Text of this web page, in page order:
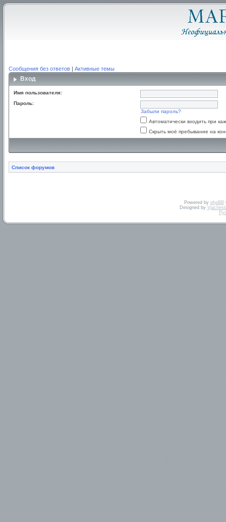
Сообщения без ответов | Активные темы
Вход
Имя пользователя:
Пароль:
Забыли пароль?
Автоматически входить при
Скрыть моё пребывание на
Список форумов
Powered by phpBB
Designed by